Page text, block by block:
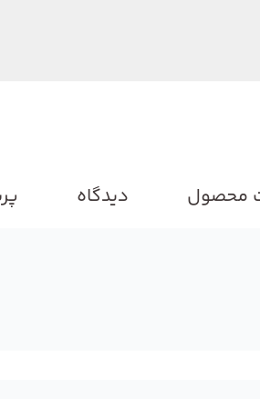
محصول دیدگاه